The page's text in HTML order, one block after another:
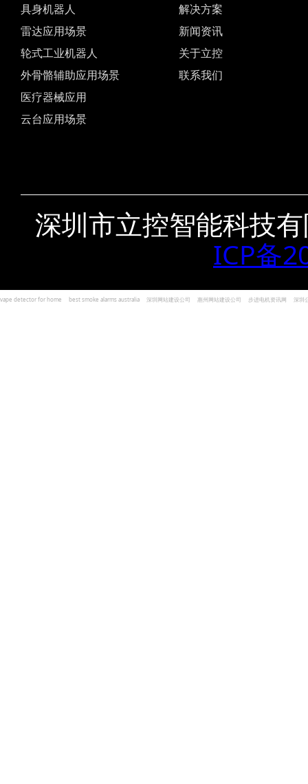
具身机器人
雷达应用场景
轮式工业机器人
外骨骼辅助应用场景
医疗器械应用
云台应用场景
解决方案
新闻资讯
关于立控
联系我们
深圳市立控智能科技
ICP备
vape detector for home best smoke alarms australia 深圳网站建设公司 惠州网站建设公司 步进电机资讯网 深圳